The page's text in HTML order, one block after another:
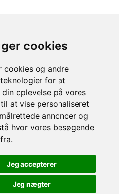
cookies
cookies og andre
for at
oplevelse på vores
at vise personaliseret
annoncer og
hvor vores besøgende
Jeg accepterer
Jeg nægter
grønt | Blokken 15 | DK-
24 12|